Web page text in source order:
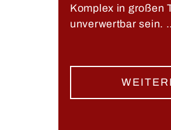
Komplex in großen
unverwertbar sein.